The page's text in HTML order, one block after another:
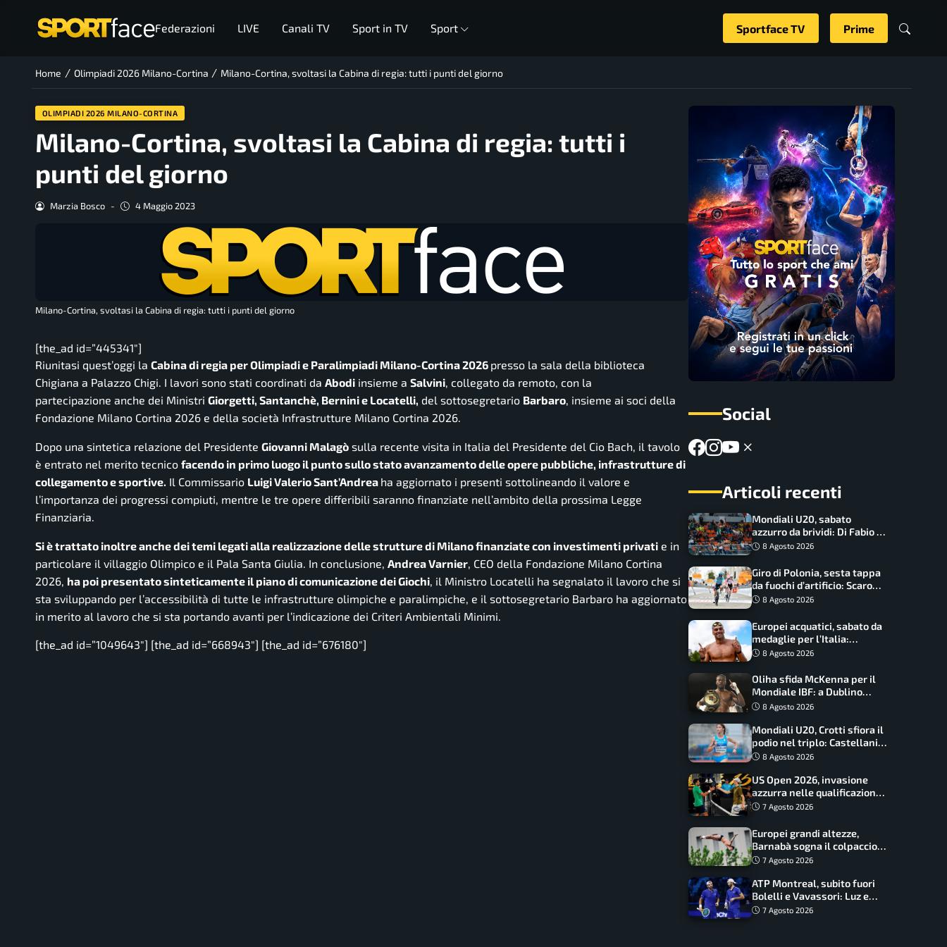
Federazioni LIVE Canali TV Sport in TV Sport Sportface TV Prime
Home / Olimpiadi 2026 Milano-Cortina / Milano-Cortina, svoltasi la Cabina di regia: tutti i punti del giorno
OLIMPIADI 2026 MILANO-CORTINA
Milano-Cortina, svoltasi la Cabina di regia: tutti i
punti del giorno
Marzia Bosco - 4 Maggio 2023
Milano-Cortina, svoltasi la Cabina di regia: tutti i punti del giorno
[the_ad id=”445341″]
Riunitasi quest’oggi la Cabina di regia per Olimpiadi e Paralimpiadi Milano-Cortina 2026 presso la sala della biblioteca
Chigiana a Palazzo Chigi. I lavori sono stati coordinati da Abodi insieme a Salvini, collegato da remoto, con la
partecipazione anche dei Ministri Giorgetti, Santanchè, Bernini e Locatelli, del sottosegretario Barbaro, insieme ai soci della
Fondazione Milano Cortina 2026 e della società Infrastrutture Milano Cortina 2026.
Dopo una sintetica relazione del Presidente Giovanni Malagò sulla recente visita in Italia del Presidente del Cio Bach, il tavolo
è entrato nel merito tecnico facendo in primo luogo il punto sullo stato avanzamento delle opere pubbliche, infrastrutture di
collegamento e sportive. Il Commissario Luigi Valerio Sant’Andrea ha aggiornato i presenti sottolineando il valore e
l’importanza dei progressi compiuti, mentre le tre opere differibili saranno finanziate nell’ambito della prossima Legge
Finanziaria.
Si è trattato inoltre anche dei temi legati alla realizzazione delle strutture di Milano finanziate con investimenti privati e in
particolare il villaggio Olimpico e il Pala Santa Giulia. In conclusione, Andrea Varnier, CEO della Fondazione Milano Cortina
2026, ha poi presentato sinteticamente il piano di comunicazione dei Giochi, il Ministro Locatelli ha segnalato il lavoro che si
sta sviluppando per l’accessibilità di tutte le infrastrutture olimpiche e paralimpiche, e il sottosegretario Barbaro ha aggiornato
in merito al lavoro che si sta portando avanti per l’indicazione dei Criteri Ambientali Minimi.
[the_ad id=”1049643″] [the_ad id=”668943″] [the_ad id=”676180″]
Social
Articoli recenti
Mondiali U20, sabato
azzurro da brividi: Di Fabio e
Inzoli sognano le medaglie,
8 Agosto 2026
Giro di Polonia, sesta tappa
da fuochi d’artificio: Scaroni
può attaccare la maglia di
8 Agosto 2026
Europei acquatici, sabato da
medaglie per l’Italia:
Paltrinieri guida la staffetta,
grandi altezze
8 Agosto 2026
Oliha sfida McKenna per il
Mondiale IBF: a Dublino
serve l’impresa nella tana
8 Agosto 2026
Mondiali U20, Crotti sfiora il
podio nel triplo: Castellani
da record, Succo in finale
8 Agosto 2026
US Open 2026, invasione
azzurra nelle qualificazioni:
17 italiani a caccia del main
7 Agosto 2026
Europei grandi altezze,
Barnabà sogna il colpaccio:
è leader a metà gara, Baraldi
7 Agosto 2026
ATP Montreal, subito fuori
Bolelli e Vavassori: Luz e
Matos fermano gli azzurri
7 Agosto 2026